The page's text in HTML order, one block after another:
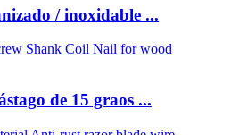
/ inoxidable ...
de 15 graos ...